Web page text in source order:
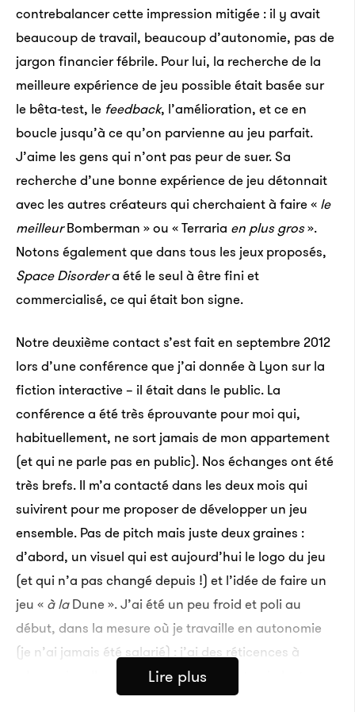
contrebalancer cette impression mitigée : il y avait
beaucoup de travail, beaucoup d’autonomie, pas de
jargon financier fébrile. Pour lui, la recherche de la
meilleure expérience de jeu possible était basée sur
le bêta-test, le feedback, l’amélioration, et ce en
boucle jusqu’à ce qu’on parvienne au jeu parfait.
J’aime les gens qui n’ont pas peur de suer. Sa
recherche d’une bonne expérience de jeu détonnait
avec les autres créateurs qui cherchaient à faire « le
meilleurBomberman » ou « Terraria en plus gros».
Notons également que dans tous les jeux proposés,
Space Disordera été le seul à être fini et
commercialisé, ce qui était bon signe.
Notre deuxième contact s’est fait en septembre 2012
lors d’une conférence que j’ai donnée à Lyon sur la
fiction interactive – il était dans le public. La
conférence a été très éprouvante pour moi qui,
habituellement, ne sort jamais de mon appartement
(et qui ne parle pas en public). Nos échanges ont été
très brefs. Il m’a contacté dans les deux mois qui
suivirent pour me proposer de développer un jeu
ensemble. Pas de pitch mais juste deux graines :
d’abord, un visuel qui est aujourd’hui le logo du jeu
(et qui n’a pas changé depuis !) et l’idée de faire un
jeu « à laDune ». J’ai été un peu froid et poli au
début, dans la mesure où je travaille en autonomie
(je n’ai jamais été salarié) : j’ai des réticences à
m’associer, d’autant plus sur un projet qui n’est pas
de mon initiative. Néanmoins, par exercice
Lire plus